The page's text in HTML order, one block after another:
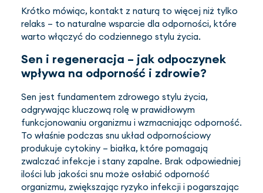
Krótko mówiąc, kontakt z naturą to więcej niż tylko
relaks – to naturalne wsparcie dla odporności, które
warto włączyć do codziennego stylu życia.
Sen i regeneracja – jak odpoczynek
wpływa na odporność i zdrowie?
Sen jest fundamentem zdrowego stylu życia,
odgrywając kluczową rolę w prawidłowym
funkcjonowaniu organizmu i wzmacniając odporność.
To właśnie podczas snu układ odpornościowy
produkuje cytokiny – białka, które pomagają
zwalczać infekcje i stany zapalne. Brak odpowiedniej
ilości lub jakości snu może osłabić odporność
organizmu, zwiększając ryzyko infekcji i pogarszając